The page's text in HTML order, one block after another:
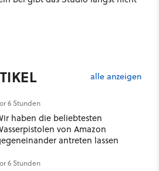
alle anzeigen
6 Stunden
haben die beliebtesten
von Amazon
antreten lassen
6 Stunden